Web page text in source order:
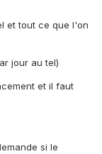
et tout ce que l'on
jour au tel)
et il faut
si le